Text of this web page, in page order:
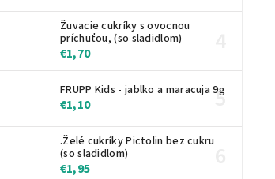
Žuvacie cukríky s ovocnou
príchuťou, (so sladidlom)
€1,70
FRUPP Kids - jablko a maracuja 9g
€1,10
.Želé cukríky Pictolin bez cukru
(so sladidlom)
€1,95